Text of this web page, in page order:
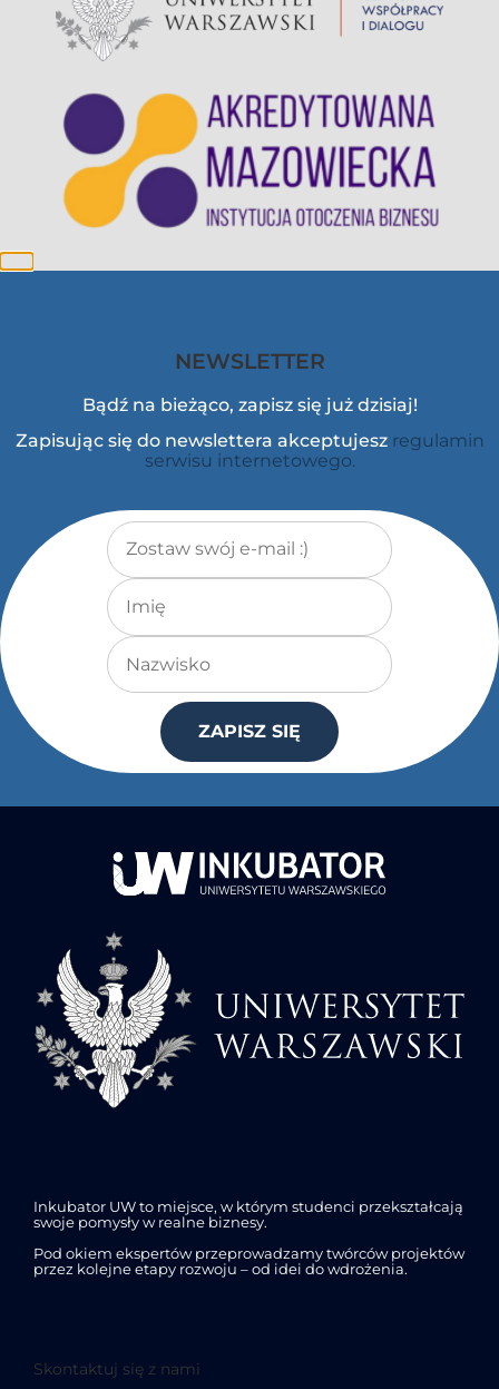
NEWSLETTER
Bądź na bieżąco, zapisz się już dzisiaj!
Zapisując się do newslettera akceptujesz regulamin
serwisu internetowego.
Adres e-mail*
Imię
Nazwisko
ZAPISZ SIĘ
Inkubator UW to miejsce, w którym studenci przekształcają
swoje pomysły w realne biznesy.
Pod okiem ekspertów przeprowadzamy twórców projektów
przez kolejne etapy rozwoju – od idei do wdrożenia.
Skontaktuj się z nami